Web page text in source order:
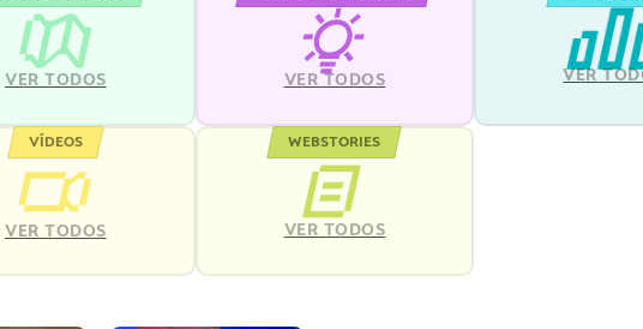
VER TODOS VER TODOS VER
VÍDEOS
VER TODOS
WEBSTORIES
VER TODOS